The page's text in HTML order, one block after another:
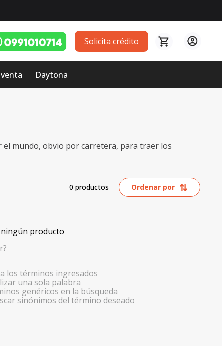
Solicita crédito
Daytona
el mundo, obvio por carretera, para traer los
0 productos Ordenar por
producto
los términos ingresados
una sola palabra
genéricos en la búsqueda
sinónimos del término deseado